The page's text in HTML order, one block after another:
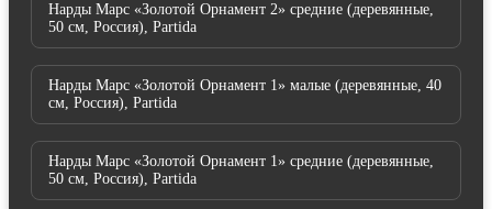
Нарды Марс «Золотой Орнамент 2» средние (деревянные,
50 см, Россия), Partida
Нарды Марс «Золотой Орнамент 1» малые (деревянные, 40
см, Россия), Partida
Нарды Марс «Золотой Орнамент 1» средние (деревянные,
50 см, Россия), Partida